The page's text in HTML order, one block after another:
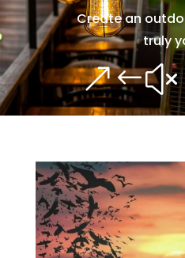
Create an
truly